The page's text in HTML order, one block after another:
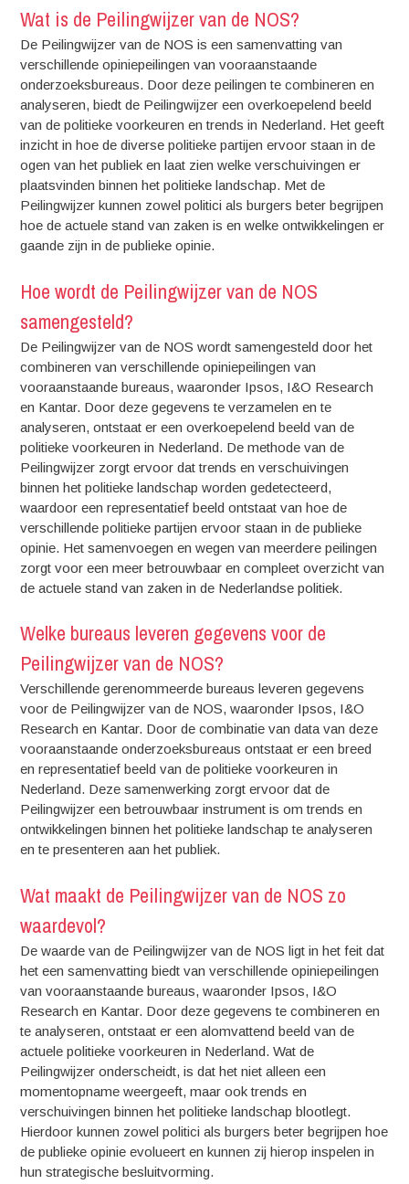
Wat is de Peilingwijzer van de NOS?
De Peilingwijzer van de NOS is een samenvatting van
verschillende opiniepeilingen van vooraanstaande
onderzoeksbureaus. Door deze peilingen te combineren en
analyseren, biedt de Peilingwijzer een overkoepelend beeld
van de politieke voorkeuren en trends in Nederland. Het geeft
inzicht in hoe de diverse politieke partijen ervoor staan in de
ogen van het publiek en laat zien welke verschuivingen er
plaatsvinden binnen het politieke landschap. Met de
Peilingwijzer kunnen zowel politici als burgers beter begrijpen
hoe de actuele stand van zaken is en welke ontwikkelingen er
gaande zijn in de publieke opinie.
Hoe wordt de Peilingwijzer van de NOS
samengesteld?
De Peilingwijzer van de NOS wordt samengesteld door het
combineren van verschillende opiniepeilingen van
vooraanstaande bureaus, waaronder Ipsos, I&O Research
en Kantar. Door deze gegevens te verzamelen en te
analyseren, ontstaat er een overkoepelend beeld van de
politieke voorkeuren in Nederland. De methode van de
Peilingwijzer zorgt ervoor dat trends en verschuivingen
binnen het politieke landschap worden gedetecteerd,
waardoor een representatief beeld ontstaat van hoe de
verschillende politieke partijen ervoor staan in de publieke
opinie. Het samenvoegen en wegen van meerdere peilingen
zorgt voor een meer betrouwbaar en compleet overzicht van
de actuele stand van zaken in de Nederlandse politiek.
Welke bureaus leveren gegevens voor de
Peilingwijzer van de NOS?
Verschillende gerenommeerde bureaus leveren gegevens
voor de Peilingwijzer van de NOS, waaronder Ipsos, I&O
Research en Kantar. Door de combinatie van data van deze
vooraanstaande onderzoeksbureaus ontstaat er een breed
en representatief beeld van de politieke voorkeuren in
Nederland. Deze samenwerking zorgt ervoor dat de
Peilingwijzer een betrouwbaar instrument is om trends en
ontwikkelingen binnen het politieke landschap te analyseren
en te presenteren aan het publiek.
Wat maakt de Peilingwijzer van de NOS zo
waardevol?
De waarde van de Peilingwijzer van de NOS ligt in het feit dat
het een samenvatting biedt van verschillende opiniepeilingen
van vooraanstaande bureaus, waaronder Ipsos, I&O
Research en Kantar. Door deze gegevens te combineren en
te analyseren, ontstaat er een alomvattend beeld van de
actuele politieke voorkeuren in Nederland. Wat de
Peilingwijzer onderscheidt, is dat het niet alleen een
momentopname weergeeft, maar ook trends en
verschuivingen binnen het politieke landschap blootlegt.
Hierdoor kunnen zowel politici als burgers beter begrijpen hoe
de publieke opinie evolueert en kunnen zij hierop inspelen in
hun strategische besluitvorming.